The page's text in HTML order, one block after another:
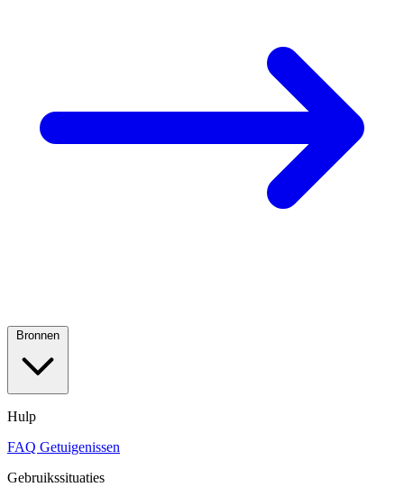
Hulp
FAQ Getuigenissen
Gebruikssituaties